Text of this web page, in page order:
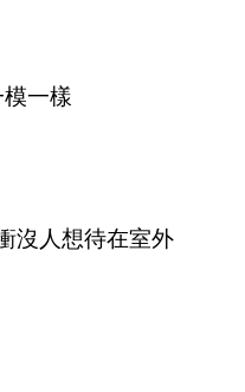
一樣
沒人想待在室外